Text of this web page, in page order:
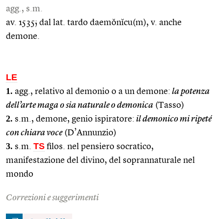
agg., s.m.
av. 1535; dal lat. tardo daemŏnĭcu(m), v. anche
demone.
LE
1. agg., relativo al demonio o a un demone: la potenza
dell’arte maga o sia naturale o demonica (Tasso)
2. s.m., demone, genio ispiratore: il demonico mi ripeté
con chiara voce(D’Annunzio)
3. s.m. TS filos. nel pensiero socratico,
manifestazione del divino, del soprannaturale nel
mondo
Correzioni e suggerimenti